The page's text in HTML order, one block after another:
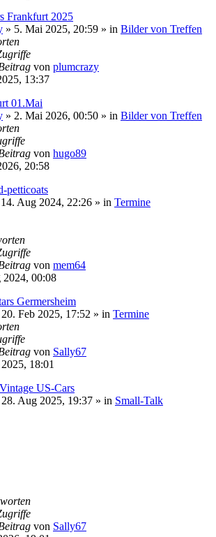
Frankfurt 2025
» 5. Mai 2025, 20:59 » in Bilder von Treffen
von plumcrazy
13:37
01.Mai
» 2. Mai 2026, 00:50 » in Bilder von Treffen
von hugo89
20:58
petticoats
Aug 2024, 22:26 » in Termine
von mem64
2024, 00:08
Germersheim
20. Feb 2025, 17:52 » in Termine
von Sally67
18:01
US-Cars
28. Aug 2025, 19:37 » in Small-Talk
von Sally67